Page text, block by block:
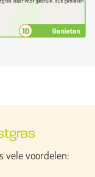
vele voordelen: